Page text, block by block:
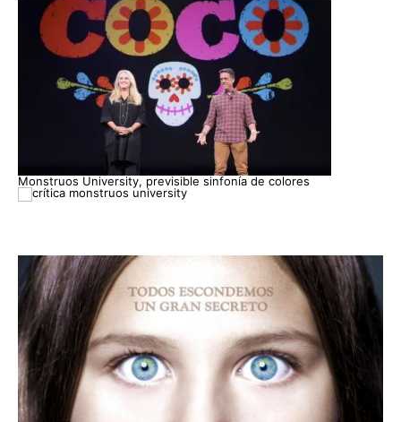
Monstruos University, previsible sinfonía de colores